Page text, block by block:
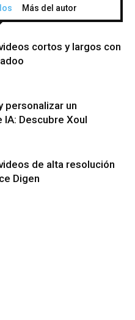
Más del autor
cortos y largos con
personalizar un
IA: Descubre Xoul
de alta resolución
Digen